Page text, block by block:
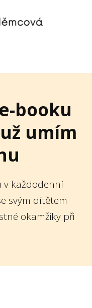
booku
umím
v každodenní
svým dítětem
okamžiky při